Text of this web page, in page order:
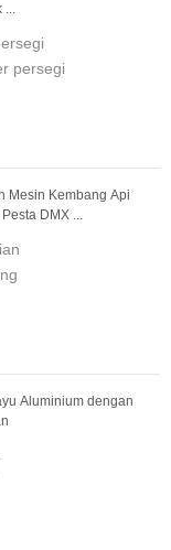
...
persegi
Mesin Kembang Api
DMX ...
Aluminium dengan